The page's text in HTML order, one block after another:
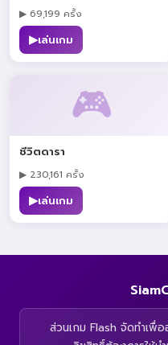
▶ 69,199 ครั้ง
▶เล่นเกม
🎮
ชีวิตดารา
▶ 230,161 ครั้ง
▶เล่นเกม
ส่วนเกม Flash จัดทำเพื่